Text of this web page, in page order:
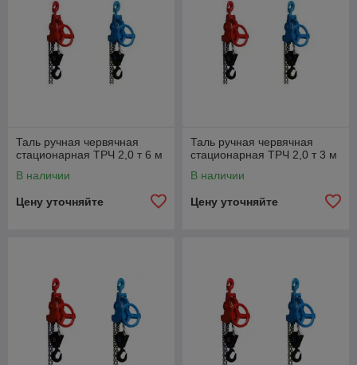
Таль ручная червячная
стационарная ТРЧ 2,0 т 6 м
В наличии
Цену уточняйте
Таль ручная червячная
стационарная ТРЧ 2,0 т 3 м
В наличии
Цену уточняйте